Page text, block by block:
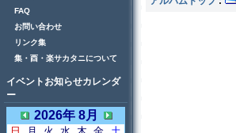
FAQ
お問い合わせ
リンク集
集・酉・楽サカタニについて
イベントお知らせカレンダ
ー
2026年 8月